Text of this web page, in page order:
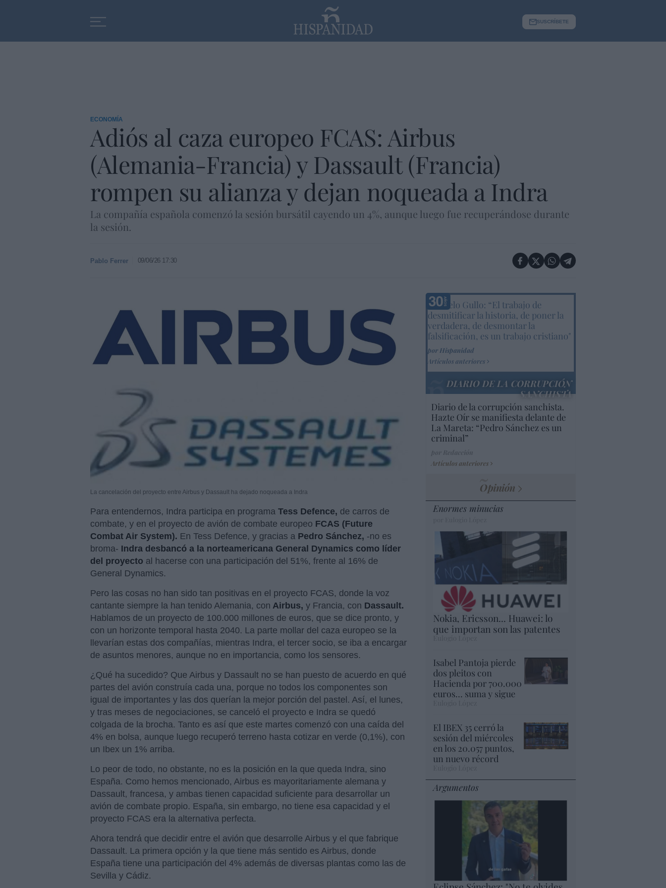
SUSCRÍBETE
ECONOMÍA
Adiós al caza europeo FCAS: Airbus
(Alemania-Francia) y Dassault (Francia)
rompen su alianza y dejan noqueada a Indra
La compañía española comenzó la sesión bursátil cayendo un 4%, aunque luego fue recuperándose durante
la sesión.
Pablo Ferrer 09/06/26 17:30
La cancelación del proyecto entre Airbus y Dassault ha dejado noqueada a Indra
Para entendernos, Indra participa en programa Tess Defence, de carros de
combate, y en el proyecto de avión de combate europeo FCAS (Future
Combat Air System). En Tess Defence, y gracias a Pedro Sánchez, -no es
broma- Indra desbancó a la norteamericana General Dynamics como líder
del proyecto al hacerse con una participación del 51%, frente al 16% de
General Dynamics.
Pero las cosas no han sido tan positivas en el proyecto FCAS, donde la voz
cantante siempre la han tenido Alemania, con Airbus, y Francia, con Dassault.
Hablamos de un proyecto de 100.000 millones de euros, que se dice pronto, y
con un horizonte temporal hasta 2040. La parte mollar del caza europeo se la
llevarían estas dos compañías, mientras Indra, el tercer socio, se iba a encargar
de asuntos menores, aunque no en importancia, como los sensores.
¿Qué ha sucedido? Que Airbus y Dassault no se han puesto de acuerdo en qué
partes del avión construía cada una, porque no todos los componentes son
igual de importantes y las dos querían la mejor porción del pastel. Así, el lunes,
y tras meses de negociaciones, se canceló el proyecto e Indra se quedó
colgada de la brocha. Tanto es así que este martes comenzó con una caída del
4% en bolsa, aunque luego recuperó terreno hasta cotizar en verde (0,1%), con
un Ibex un 1% arriba.
Lo peor de todo, no obstante, no es la posición en la que queda Indra, sino
España. Como hemos mencionado, Airbus es mayoritariamente alemana y
Dassault, francesa, y ambas tienen capacidad suficiente para desarrollar un
avión de combate propio. España, sin embargo, no tiene esa capacidad y el
proyecto FCAS era la alternativa perfecta.
Ahora tendrá que decidir entre el avión que desarrolle Airbus y el que fabrique
Dassault. La primera opción y la que tiene más sentido es Airbus, donde
España tiene una participación del 4% además de diversas plantas como las de
Sevilla y Cádiz.
Marcelo Gullo: “El trabajo de
desmitificar la historia, de poner la
verdadera, de desmontar la
falsificación, es un trabajo cristiano"
por Hispanidad
Artículos anteriores
DIARIO DE LA CORRUPCIÓN
SANCHISTA
Diario de la corrupción sanchista.
Hazte Oír se manifiesta delante de
La Mareta: “Pedro Sánchez es un
criminal”
Artículos anteriores
Opinión
Enormes minucias
Nokia, Ericsson... Huawei: lo
que importan son las patentes
Eulogio López
Isabel Pantoja pierde
dos pleitos con
Hacienda por 700.000
euros... suma y sigue
El IBEX 35 cerró la
sesión del miércoles
en los 20.057 puntos,
un nuevo récord
Argumentos